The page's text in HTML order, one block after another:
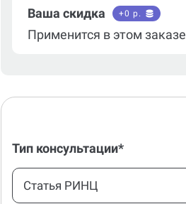
Ваша скидка +0 р.
Применится в этом заказе
Тип консультации*
Статья РИНЦ